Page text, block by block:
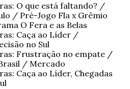
O que está faltando? /
/ Pré-Jogo Fla x Grêmio
O Fera e as Belas
Caça ao Líder /
no Sul
Frustração no empate /
/ Mercado
Caça ao Líder, Chegadas